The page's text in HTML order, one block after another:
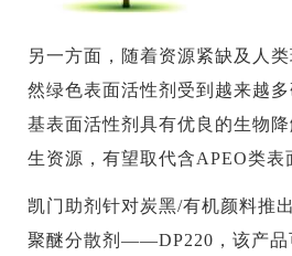
另一方面，随着资源紧缺及人
然绿色表面活性剂受到越来越
基表面活性剂具有优良的生物
生资源，有望取代含APEO类表
凯门助剂针对炭黑/有机颜料推
聚醚分散剂——DP220，该产品